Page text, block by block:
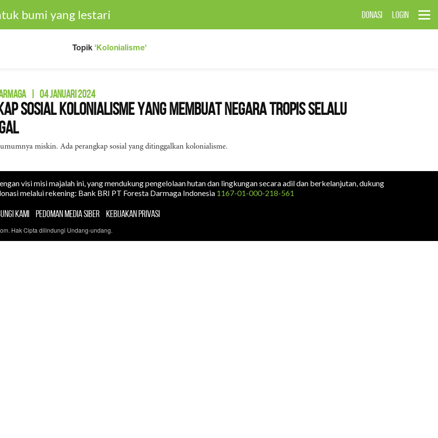
bumi yang lestari DONASI LOGIN
Topik 'Kolonialisme'
04 JANUARI 2024
Sosial Kolonialisme yang Membuat Negara Tropis Selalu
miskin. Ada perangkap sosial yang ditinggalkan kolonialisme.
visi misi majalah ini, yang mendukung pengelolaan hutan dan lingkungan secara adil dan berkelanjutan, dukung
melalui rekening: Bank BRI PT Foresta Darmaga Indonesia 1167-01-000-218-561
KAMI PEDOMAN MEDIA SIBER KEBIJAKAN PRIVASI
Hak Cipta dilindungi Undang-undang.